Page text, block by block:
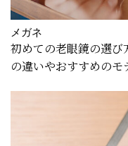
メガネ
初めての老眼鏡の選び
の違いやおすすめのモ